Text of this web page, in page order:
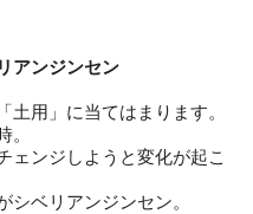
アンジンセン
用」に当てはまります。
。
ェンジしようと変化が起こ
シベリアンジンセン。